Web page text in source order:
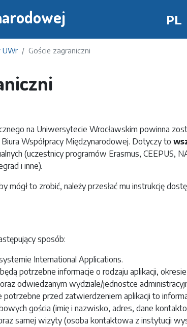
do
PL
UWr Goście zagraniczni
na Uniwersytecie Wrocławskim powinna
Współpracy Międzynarodowej. Dotyczy to
(uczestnicy programów Erasmus, CEEPUS,
i inne).
mógł to zrobić, należy przesłać mu instrukcję
sposób:
International Applications.
potrzebne informacje o rodzaju aplikacji,
odwiedzanym wydziale/jednostce
przed zatwierdzeniem aplikacji to
gościa (imię i nazwisko, adres, dane
samej wizyty (osoba kontaktowa z instytucji